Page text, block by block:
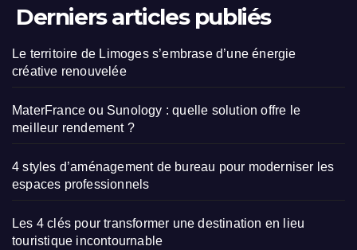
Derniers articles publiés
Le territoire de Limoges s’embrase d’une énergie
créative renouvelée
MaterFrance ou Sunology : quelle solution offre le
meilleur rendement ?
4 styles d’aménagement de bureau pour moderniser les
espaces professionnels
Les 4 clés pour transformer une destination en lieu
touristique incontournable